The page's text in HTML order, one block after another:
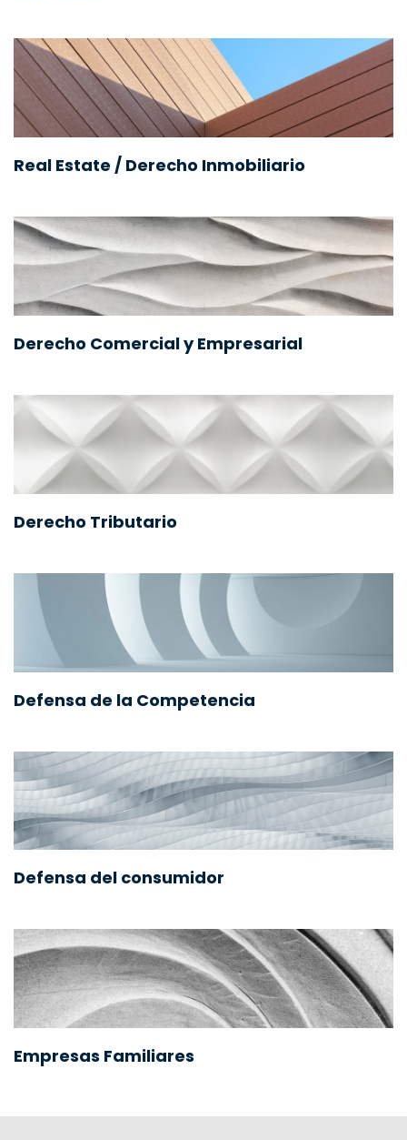
Real Estate / Derecho Inmobiliario
Derecho Comercial y Empresarial
Derecho Tributario
Defensa de la Competencia
Defensa del consumidor
Empresas Familiares